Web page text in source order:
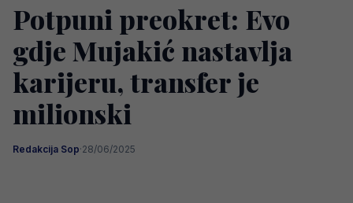
Potpuni preokret: Evo
gdje Mujakić nastavlja
karijeru, transfer je
milionski
Redakcija Sop·28/06/2025